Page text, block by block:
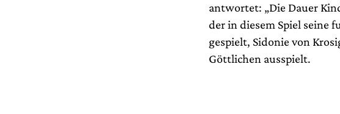
antwortet: „Die Dauer
der in diesem Spiel seine
gespielt, Sidonie von
Göttlichen ausspielt.